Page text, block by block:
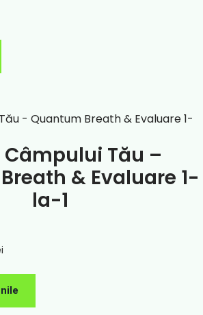
Tău –
& Evaluare 1-
la-1